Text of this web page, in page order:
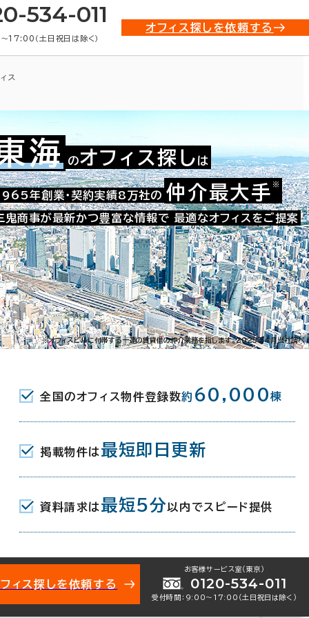
534-011
17:00（土日祝日は除く）
オフィス探しを依頼する
ス
お問い合わせ番号：008-41244
森1-5-17
う四日市駅(四日市あすなろう鉄道内部
日市あすなろう鉄道内部線) 13分
海 のオフィス探し は
年創業・契約実績8万社の 仲介最大手 ※
鬼商事が最新かつ豊富な情報で 最適なオフィスをご提案
※オフィスビルに付帯する一連の賃貸借の仲介業務を指します。2023年4月当社調べ
全国のオフィス物件登録数約 60,000棟
掲載物件は 最短即日更新
資料請求は 最短5分 以内でスピード提供
ィス探しを依頼する
お客様サービス室（東京）
0120-534-011
受付時間：9:00〜17:00（土日祝日は除く）